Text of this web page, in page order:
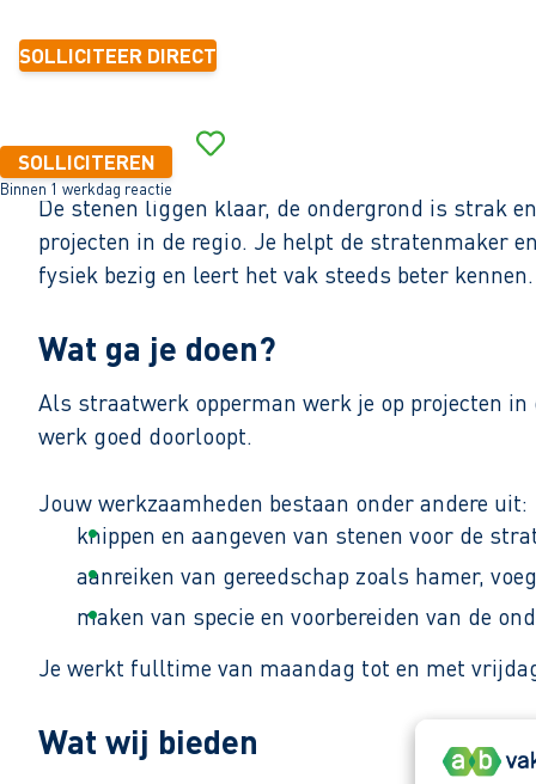
SOLLICITEER DIRECT
SOLLICITEREN
Binnen 1 werkdag reactie
De stenen liggen klaar, de ondergrond is strak
projecten in de regio. Je helpt de stratenmaker
fysiek bezig en leert het vak steeds beter
Wat ga je doen?
Als straatwerk opperman werk je op projecten
werk goed doorloopt.
Jouw werkzaamheden bestaan onder andere uit:
knippen en aangeven van stenen voor de
aanreiken van gereedschap zoals hamer,
maken van specie en voorbereiden van de
Je werkt fulltime van maandag tot en met
Wat wij bieden